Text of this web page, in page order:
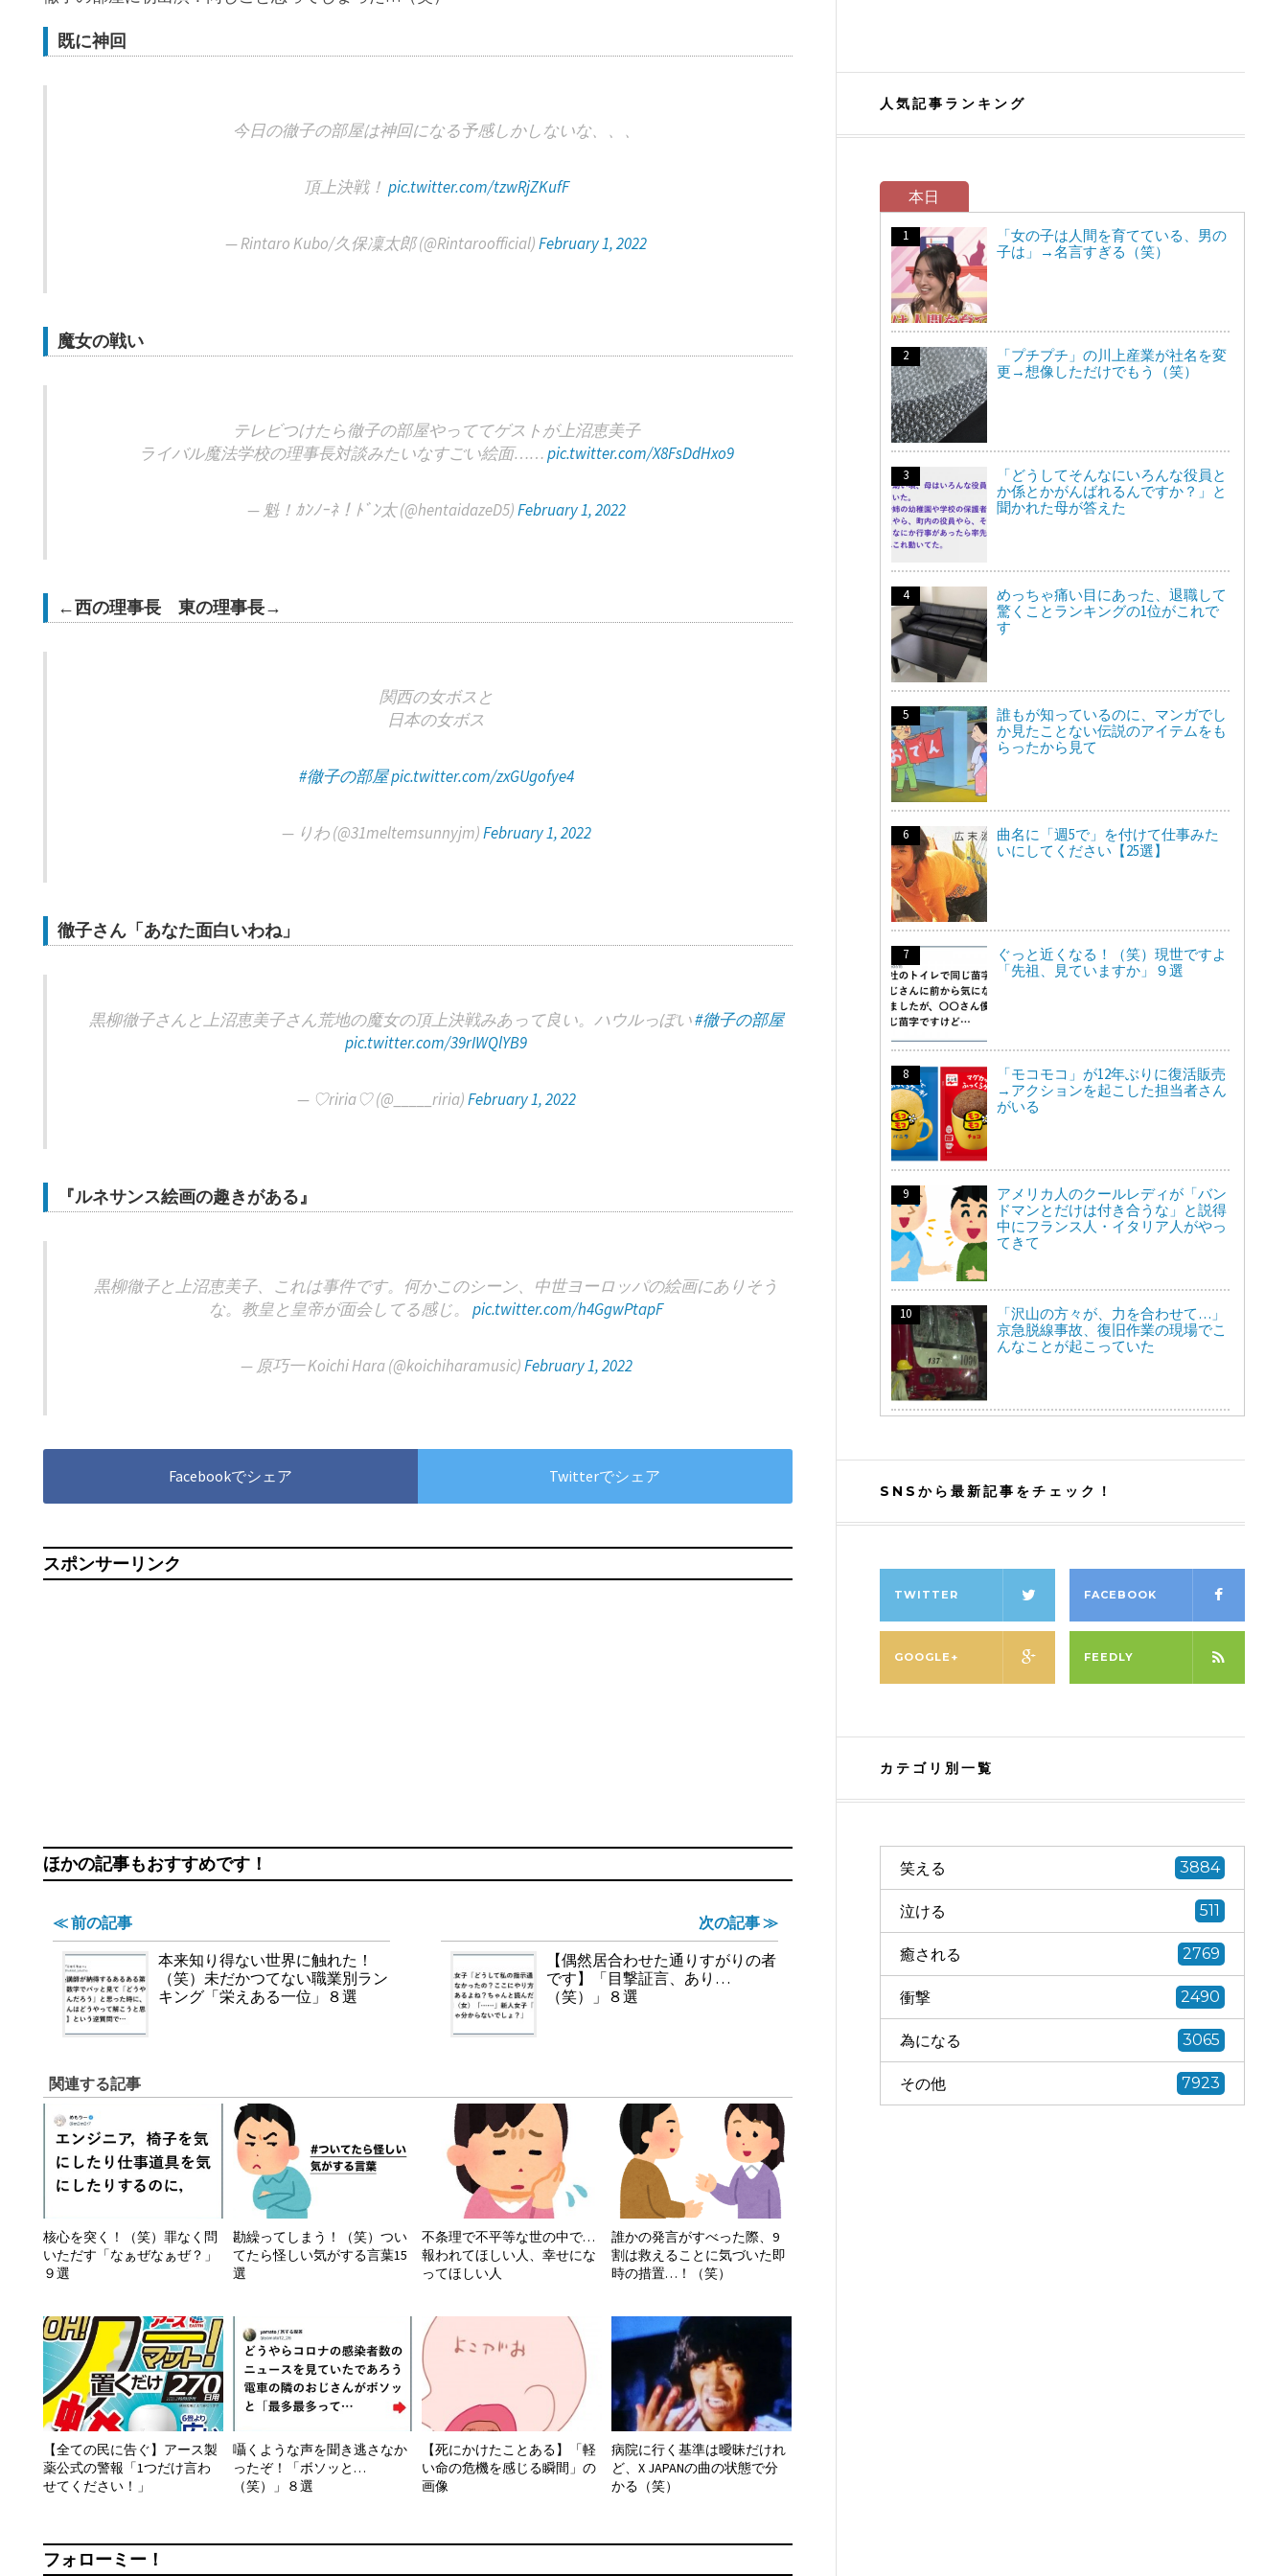
既に神回
今日の徹子の部屋は神回になる予感しかしないな、、、
頂上決戦！ pic.twitter.com/tzwRjZKufF
— Rintaro Kubo/久保凜太郎 (@Rintaroofficial)February 1, 2022
魔女の戦い
テレビつけたら徹子の部屋やっててゲストが上沼恵美子
ライバル魔法学校の理事長対談みたいなすごい絵面……pic.twitter.com/X8FsDdHxo9
— 魁！ｶﾝﾉｰﾈ！ﾄﾞﾝ太 (@hentaidazeD5)February 1, 2022
←西の理事長 東の理事長→
関西の女ボスと
日本の女ボス
#徹子の部屋pic.twitter.com/zxGUgofye4
— りわ (@31meltemsunnyjm)February 1, 2022
徹子さん「あなた面白いわね」
黒柳徹子さんと上沼恵美子さん荒地の魔女の頂上決戦みあって良い。ハウルっぽい#徹子の部屋
pic.twitter.com/39rIWQlYB9
— ♡riria♡ (@_____riria)February 1, 2022
『ルネサンス絵画の趣きがある』
黒柳徹子と上沼恵美子、これは事件です。何かこのシーン、中世ヨーロッパの絵画にありそう
な。教皇と皇帝が面会してる感じ。pic.twitter.com/h4GgwPtapF
— 原巧一 Koichi Hara (@koichiharamusic)February 1, 2022
Facebookでシェア Twitterでシェア
スポンサーリンク
ほかの記事もおすすめです！
≪ 前の記事
本来知り得ない世界に触れた！
（笑）未だかつてない職業別ラン
キング「栄えある一位」８選
次の記事 ≫
【偶然居合わせた通りすがりの者
です】「目撃証言、あり…
（笑）」８選
関連する記事
核心を突く！（笑）罪なく問
いただす「なぁぜなぁぜ？」
９選
勘繰ってしまう！（笑）つい
てたら怪しい気がする言葉15
選
不条理で不平等な世の中で…
報われてほしい人、幸せにな
ってほしい人
誰かの発言がすべった際、9
割は救えることに気づいた即
時の措置…！（笑）
【全ての民に告ぐ】アース製
薬公式の警報「1つだけ言わ
せてください！」
囁くような声を聞き逃さなか
ったぞ！「ボソッと…
（笑）」８選
【死にかけたことある】「軽
い命の危機を感じる瞬間」の
画像
病院に行く基準は曖昧だけれ
ど、X JAPANの曲の状態で分
かる（笑）
フォローミー！
人気記事ランキング
本日
「女の子は人間を育てている、男の
子は」→名言すぎる（笑）
「プチプチ」の川上産業が社名を変
更→想像しただけでもう（笑）
「どうしてそんなにいろんな役員と
か係とかがんばれるんですか？」と
聞かれた母が答えた
めっちゃ痛い目にあった、退職して
驚くことランキングの1位がこれで
す
誰もが知っているのに、マンガでし
か見たことない伝説のアイテムをも
らったから見て
曲名に「週5で」を付けて仕事みた
いにしてください【25選】
ぐっと近くなる！（笑）現世ですよ
「先祖、見ていますか」９選
「モコモコ」が12年ぶりに復活販売
→アクションを起こした担当者さん
がいる
アメリカ人のクールレディが「バン
ドマンとだけは付き合うな」と説得
中にフランス人・イタリア人がやっ
てきて
「沢山の方々が、力を合わせて…」
京急脱線事故、復旧作業の現場でこ
んなことが起こっていた
SNSから最新記事をチェック！
TWITTER FACEBOOK
GOOGLE+ FEEDLY
カテゴリ別一覧
笑える 3884
泣ける 511
癒される 2769
衝撃 2490
為になる 3065
その他 7923